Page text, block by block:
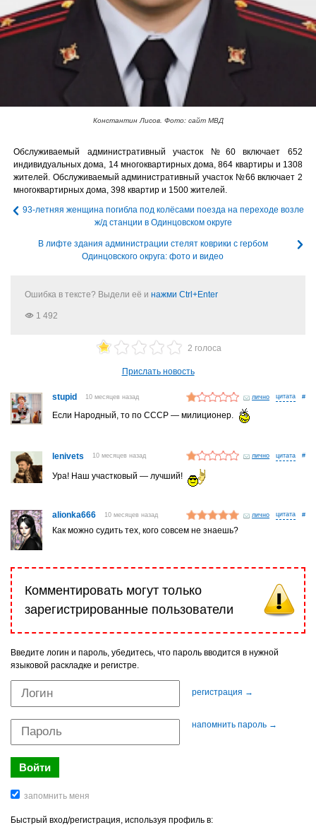
Константин Лисов. Фото: сайт МВД
Обслуживаемый административный участок №60 включает 652
индивидуальных дома, 14 многоквартирных дома, 864 квартиры и 1308
жителей. Обслуживаемый административный участок №66 включает 2
многоквартирных дома, 398 квартир и 1500 жителей.
93-летняя женщина погибла под колёсами поезда на переходе возле
ж/д станции в Одинцовском округе
В лифте здания администрации стелят коврики с гербом
Одинцовского округа: фото и видео
Ошибка в тексте? Выдели её и нажми Ctrl+Enter
1 492
2 голоса
Прислать новость
stupid 10 месяцев назад лично #
Если Народный, то по СССР — милиционер.
lenivets 10 месяцев назад лично #
Ура! Наш участковый — лучший!
alionka666 10 месяцев назад лично #
Как можно судить тех, кого совсем не знаешь?
Комментировать могут только
зарегистрированные пользователи
Введите логин и пароль, убедитесь, что пароль вводится в нужной
языковой раскладке и регистре.
регистрация →
напомнить пароль →
Быстрый вход/регистрация, используя профиль в: